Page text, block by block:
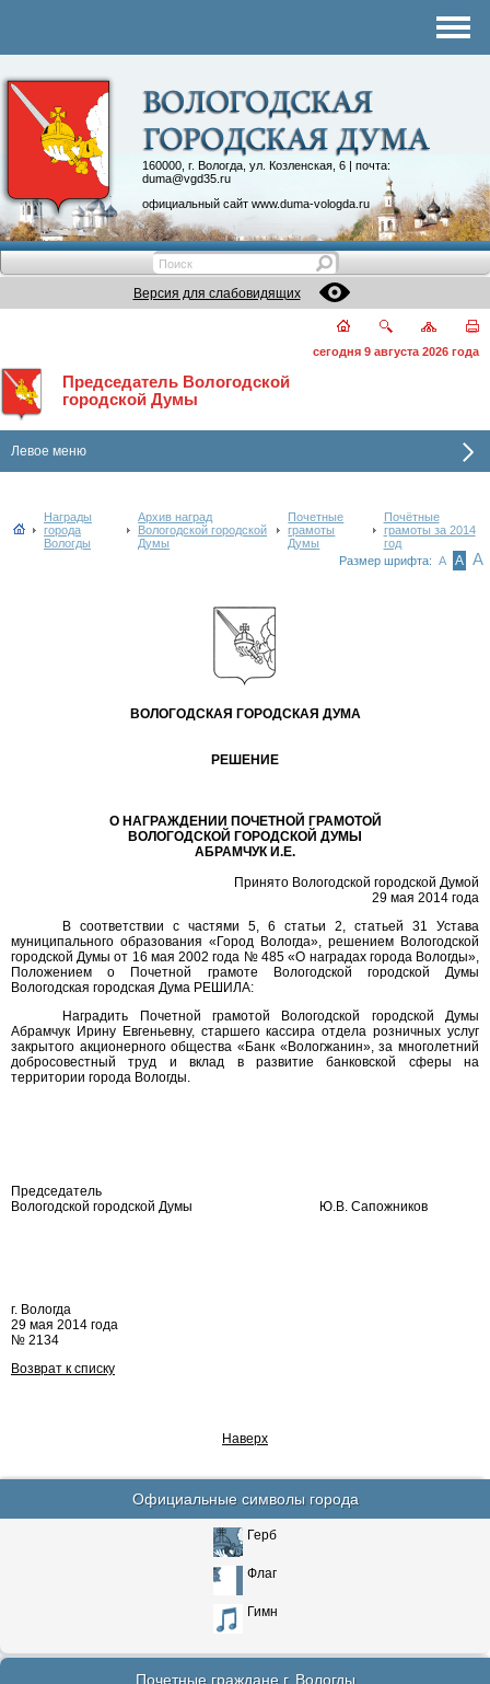
160000, г. Вологда, ул. Козленская, 6 | почта:
duma@vgd35.ru
официальный сайт www.duma-vologda.ru
Контакты
Депутатские объединения
Версия для слабовидящих
сегодня 9 августа 2026 года
Председатель Вологодской
городской Думы
Левое меню
Награды
города
Вологды
Архив наград
Вологодской городской
Думы
Почетные
грамоты
Думы
Почётные
грамоты за 2014
год
Размер шрифта: А А А
ВОЛОГОДСКАЯ ГОРОДСКАЯ ДУМА
РЕШЕНИЕ
О НАГРАЖДЕНИИ ПОЧЕТНОЙ ГРАМОТОЙ
ВОЛОГОДСКОЙ ГОРОДСКОЙ ДУМЫ
АБРАМЧУК И.Е.
Принято Вологодской городской Думой
29 мая 2014 года
В соответствии с частями 5, 6 статьи 2, статьей 31 Устава
муниципального образования «Город Вологда», решением Вологодской
городской Думы от 16 мая 2002 года № 485 «О наградах города Вологды»,
Положением о Почетной грамоте Вологодской городской Думы
Вологодская городская Дума РЕШИЛА:
Наградить Почетной грамотой Вологодской городской Думы
Абрамчук Ирину Евгеньевну, старшего кассира отдела розничных услуг
закрытого акционерного общества «Банк «Вологжанин», за многолетний
добросовестный труд и вклад в развитие банковской сферы на
территории города Вологды.
Председатель
Вологодской городской Думы
Ю.В. Сапожников
г. Вологда
29 мая 2014 года
№ 2134
Возврат к списку
Наверх
Официальные символы города
Герб
Флаг
Гимн
Почетные граждане г. Вологды